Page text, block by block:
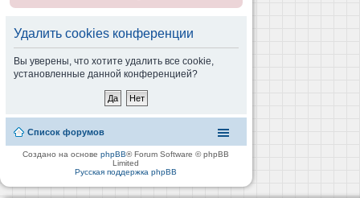
Удалить cookies конференции
Вы уверены, что хотите удалить все cookie,
установленные данной конференцией?
Список форумов
Создано на основеphpBB® Forum Software © phpBB
Limited
Русская поддержка phpBB